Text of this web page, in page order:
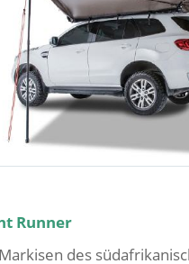
Runner
des